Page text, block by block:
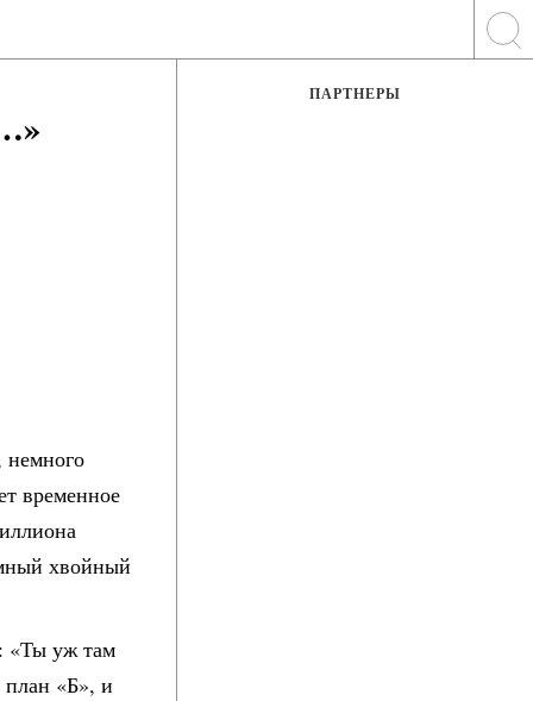
немного
временное
хвойный
«Ты уж там
план «Б», и
ПАРТНЕРЫ